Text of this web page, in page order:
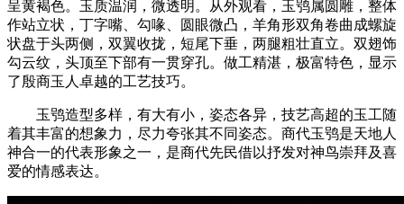
呈黄褐色。玉质温润，微透明。从外观看，玉鸮属圆雕，整体
作站立状，丁字嘴、勾喙、圆眼微凸，羊角形双角卷曲成螺旋
状盘于头两侧，双翼收拢，短尾下垂，两腿粗壮直立。双翅饰
勾云纹，头顶至下部有一贯穿孔。做工精湛，极富特色，显示
了殷商玉人卓越的工艺技巧。
玉鸮造型多样，有大有小，姿态各异，技艺高超的玉工随
着其丰富的想象力，尽力夸张其不同姿态。商代玉鸮是天地人
神合一的代表形象之一，是商代先民借以抒发对神鸟崇拜及喜
爱的情感表达。